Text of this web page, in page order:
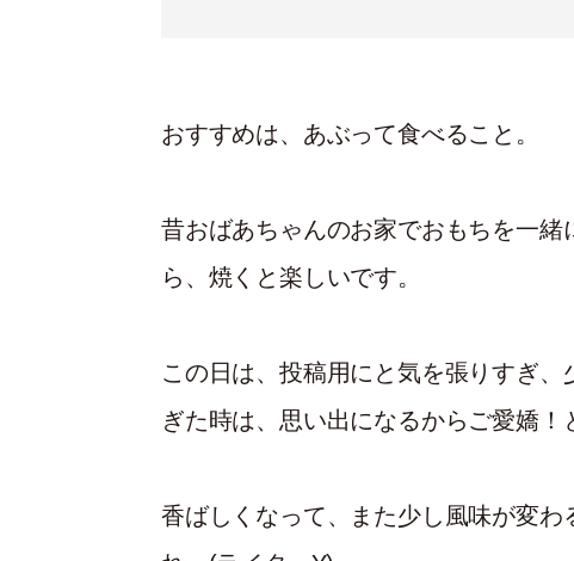
おすすめは、あぶって食べること。
昔おばあちゃんのお家でおもちを一
ら、焼くと楽しいです。
この日は、投稿用にと気を張りすぎ
ぎた時は、思い出になるからご愛嬌！
香ばしくなって、また少し風味が変